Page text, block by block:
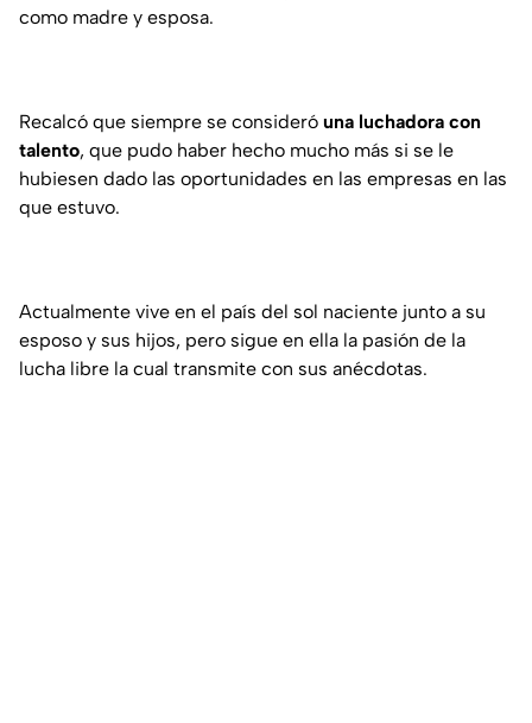
como madre y esposa.
Recalcó que siempre se consideró una luchadora con
talento, que pudo haber hecho mucho más si se le
hubiesen dado las oportunidades en las empresas en las
que estuvo.
Actualmente vive en el país del sol naciente junto a su
esposo y sus hijos, pero sigue en ella la pasión de la
lucha libre la cual transmite con sus anécdotas.